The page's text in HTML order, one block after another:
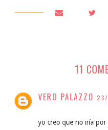
11
VERO PALAZZO
yo creo que no iría por